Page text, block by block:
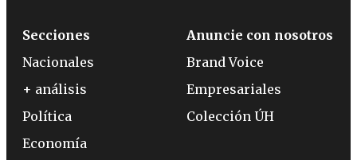
Secciones
Nacionales
+ análisis
Política
Economía
Anuncie con nosotros
Brand Voice
Empresariales
Colección ÚH